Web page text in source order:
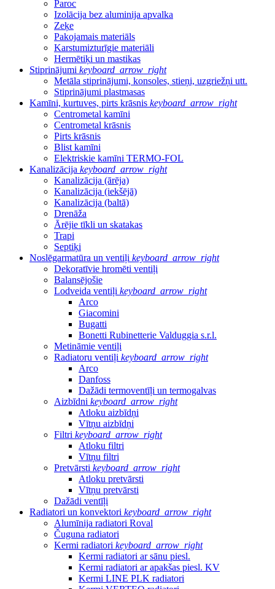
Paroc
Izolācija bez aluminija apvalka
Zeķe
Pakojamais materiāls
Karstumizturīgie materiāli
Hermētiķi un mastikas
Stiprinājumi keyboard_arrow_right
Metāla stiprinājumi, konsoles, stieņi, uzgriežņi utt.
Stiprinājumi plastmasas
Kamīni, kurtuves, pirts krāsnis keyboard_arrow_right
Centrometal kamīni
Centrometal krāsnis
Pirts krāsnis
Blist kamīni
Elektriskie kamīni TERMO-FOL
Kanalizācija keyboard_arrow_right
Kanalizācija (ārēja)
Kanalizācija (iekšējā)
Kanalizācija (baltā)
Drenāža
Ārējie tīkli un skatakas
Trapi
Septiķi
Noslēgarmatūra un ventiļi keyboard_arrow_right
Dekoratīvie hromēti ventiļi
Balansējošie
Lodveida ventiļi keyboard_arrow_right
Arco
Giacomini
Bugatti
Bonetti Rubinetterie Valduggia s.r.l.
Metināmie ventiļi
Radiatoru ventiļi keyboard_arrow_right
Arco
Danfoss
Dažādi termoventīļi un termogalvas
Aizbīdni keyboard_arrow_right
Atloku aizbīdņi
Vītņu aizbīdņi
Filtri keyboard_arrow_right
Atloku filtri
Vītņu filtri
Pretvārsti keyboard_arrow_right
Atloku pretvārsti
Vītņu pretvārsti
Dažādi ventīļi
Radiatori un konvektori keyboard_arrow_right
Alumīnija radiatori Roval
Čuguna radiatori
Kermi radiatori keyboard_arrow_right
Kermi radiatori ar sānu piesl.
Kermi radiatori ar apakšas piesl. KV
Kermi LINE PLK radiatori